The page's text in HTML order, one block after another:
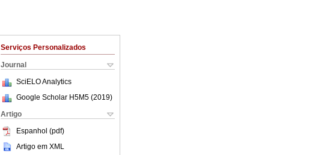
Serviços Personalizados
Journal
SciELO Analytics
Google Scholar H5M5 (2019)
Artigo
Espanhol (pdf)
Artigo em XML